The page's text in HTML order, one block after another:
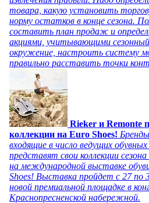
товара, какую установить
норму остатков в конце сезона.
составить план продаж и
акциями, учитывающими сезонный
окружение, настроить систему
правильно расставить точки
Rieker и Remonte
коллекции на Euro Shoes!
входящие в число ведущих
представят свои коллекции
на международной выставке
Shoes! Выставка пройдет c 27 по
новой премиальной площадке в
Краснопресненской набережной.